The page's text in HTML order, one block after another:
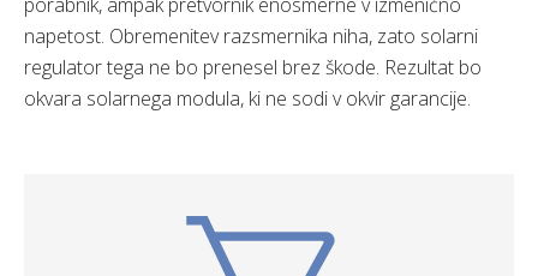
napetost. Obremenitev razsmernika niha, zato solarni
regulator tega ne bo prenesel brez škode. Rezultat bo
okvara solarnega modula, ki ne sodi v okvir garancije.